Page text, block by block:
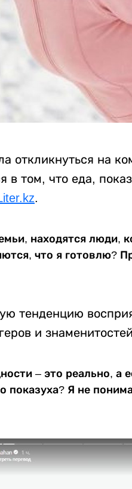
откликнуться на
в том, что еда,
.
находятся люди,
что я готовлю?
тенденцию
и
– это реально, а
показуха? Я не